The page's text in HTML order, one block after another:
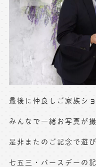
最後に仲良しご家族シ
みんなで一緒お写真が
是非またのご記念で遊
七五三・バースデーの